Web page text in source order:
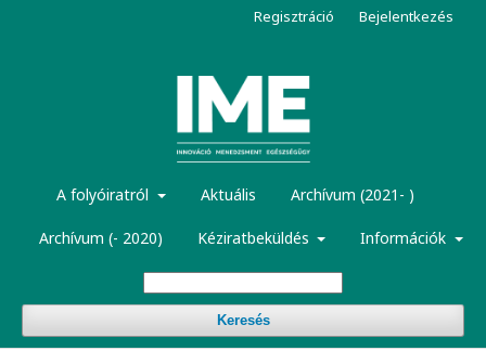
A folyóiratról Aktuális Archívum (2021- )
Archívum (- 2020) Kéziratbeküldés Információk
Keresés
Regisztráció Bejelentkezés